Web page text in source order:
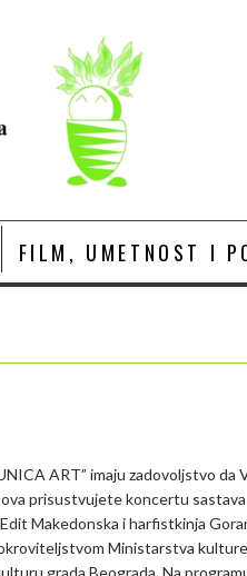
FILM, UMETNOST I
ART” imaju zadovoljstvo da
prisustvujete koncertu sastava
Makedonska i harfistkinja
Ministarstva kulture
grada Beograda. Na